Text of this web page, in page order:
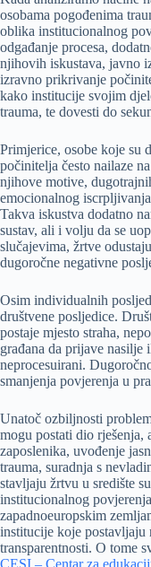
osobama pogođenima
oblika institucionalnog
odgađanje procesa,
njihovih iskustava, javno
izravno prikrivanje
kako institucije svojim
trauma, te dovesti do
Primjerice, osobe koje su
počinitelja često nailaze
njihove motive,
emocionalnog
Takva iskustva dodatno
sustav, ali i volju da se
slučajevima, žrtve
dugoročne negativne
Osim individualnih
društvene posljedice.
postaje mjesto straha,
građana da prijave
neprocesuirani.
smanjenja povjerenja u
Unatoč ozbiljnosti
mogu postati dio rješenja,
zaposlenika, uvođenje
trauma, suradnja s
stavljaju žrtvu u središte
institucionalnog
zapadnoeuropskim
institucije koje postavljaju
transparentnosti. O tome
CESI – Centar za